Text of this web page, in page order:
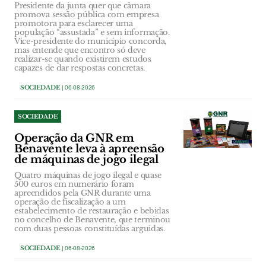
Presidente da junta quer que câmara
promova sessão pública com empresa
promotora para esclarecer uma
população “assustada” e sem informação.
Vice-presidente do município concorda,
mas entende que encontro só deve
realizar-se quando existirem estudos
capazes de dar respostas concretas.
SOCIEDADE| 06-08-2026
SOCIEDADE
Operação da GNR em
Benavente leva à apreensão
de máquinas de jogo ilegal
Quatro máquinas de jogo ilegal e quase
500 euros em numerário foram
apreendidos pela GNR durante uma
operação de fiscalização a um
estabelecimento de restauração e bebidas
no concelho de Benavente, que terminou
com duas pessoas constituídas arguidas.
SOCIEDADE| 06-08-2026